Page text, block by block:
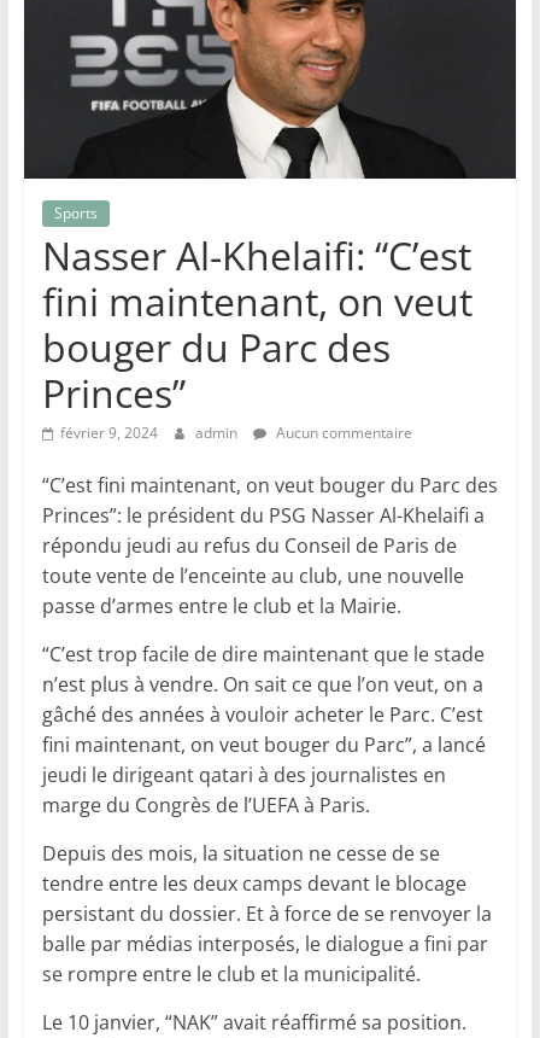
Sports
Nasser Al-Khelaifi: “C’est
fini maintenant, on veut
bouger du Parc des
Princes”
février 9, 2024 admin Aucun commentaire
“C’est fini maintenant, on veut bouger du Parc des
Princes”: le président du PSG Nasser Al-Khelaifi a
répondu jeudi au refus du Conseil de Paris de
toute vente de l’enceinte au club, une nouvelle
passe d’armes entre le club et la Mairie.
“C’est trop facile de dire maintenant que le stade
n’est plus à vendre. On sait ce que l’on veut, on a
gâché des années à vouloir acheter le Parc. C’est
fini maintenant, on veut bouger du Parc”, a lancé
jeudi le dirigeant qatari à des journalistes en
marge du Congrès de l’UEFA à Paris.
Depuis des mois, la situation ne cesse de se
tendre entre les deux camps devant le blocage
persistant du dossier. Et à force de se renvoyer la
balle par médias interposés, le dialogue a fini par
se rompre entre le club et la municipalité.
Le 10 janvier, “NAK” avait réaffirmé sa position.